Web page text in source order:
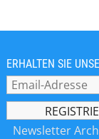
ERHALTEN SIE
Newsletter